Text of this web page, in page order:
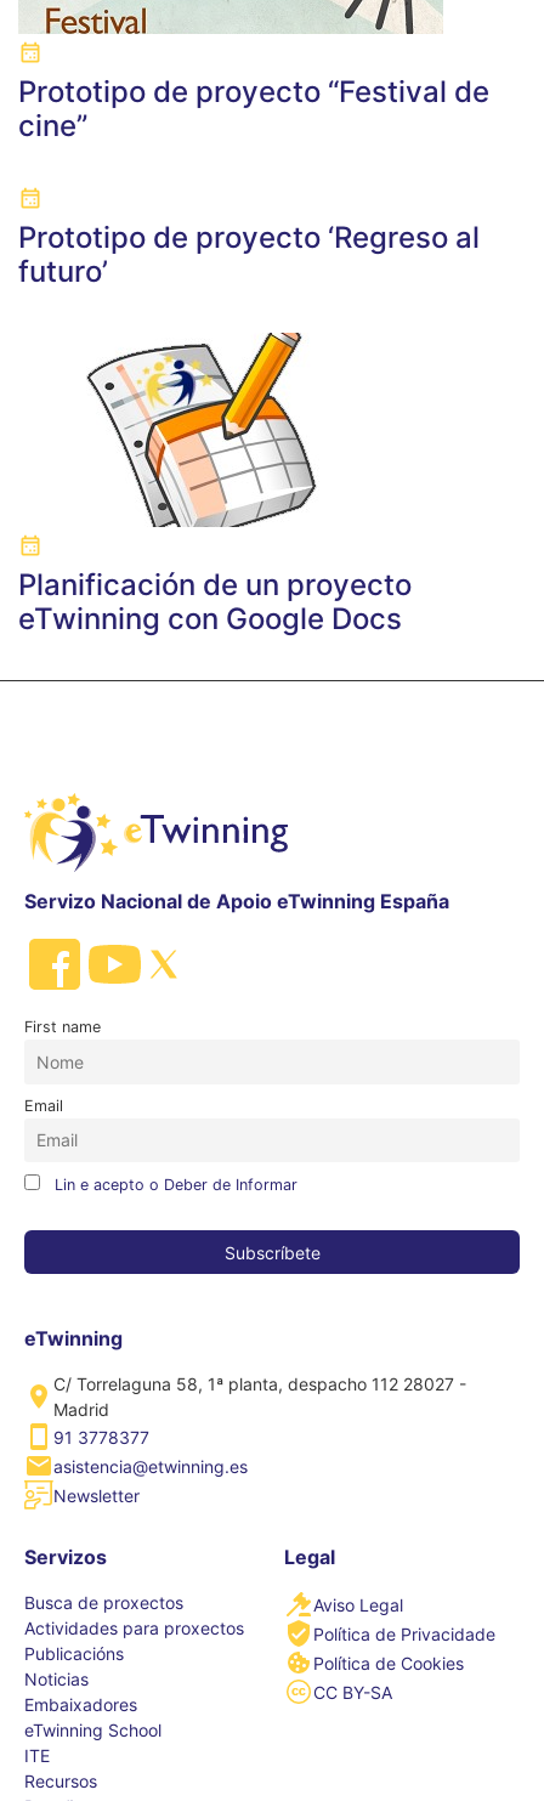
Prototipo de proyecto “Festival de
cine”
Prototipo de proyecto ‘Regreso al
futuro’
Planificación de un proyecto
eTwinning con Google Docs
Servizo Nacional de Apoio eTwinning España
First name
Email
Lin e acepto o Deber de Informar
eTwinning
C/ Torrelaguna 58, 1ª planta, despacho 112 28027 -
Madrid
91 3778377
asistencia@etwinning.es
Newsletter
Servizos
Busca de proxectos
Actividades para proxectos
Publicacións
Noticias
Embaixadores
eTwinning School
ITE
Recursos
Legal
Aviso Legal
Política de Privacidade
Política de Cookies
CC BY-SA